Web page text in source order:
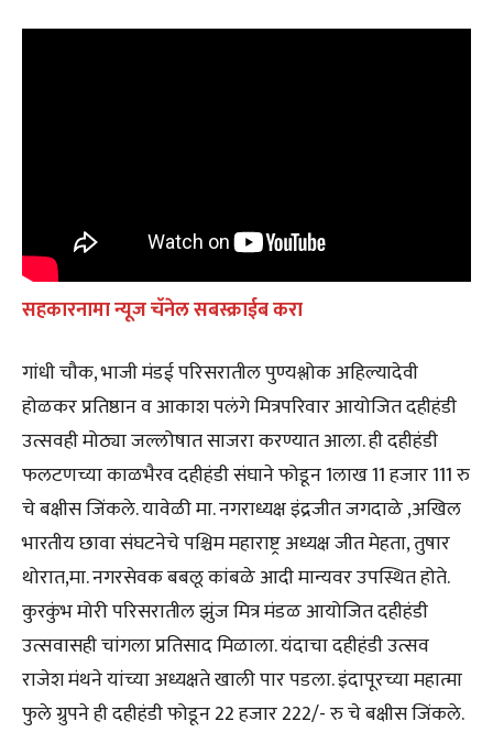
सहकारनामा न्यूज चॅनेल सबस्क्राईब करा
गांधी चौक, भाजी मंडई परिसरातील पुण्यश्लोक अहिल्यादेवी
होळकर प्रतिष्ठान व आकाश पलंगे मित्रपरिवार आयोजित दहीहंडी
उत्सवही मोठ्या जल्लोषात साजरा करण्यात आला. ही दहीहंडी
फलटणच्या काळभैरव दहीहंडी संघाने फोडून 1लाख 11 हजार 111 रु
चे बक्षीस जिंकले. यावेळी मा. नगराध्यक्ष इंद्रजीत जगदाळे ,अखिल
भारतीय छावा संघटनेचे पश्चिम महाराष्ट्र अध्यक्ष जीत मेहता, तुषार
थोरात,मा. नगरसेवक बबलू कांबळे आदी मान्यवर उपस्थित होते.
कुरकुंभ मोरी परिसरातील झुंज मित्र मंडळ आयोजित दहीहंडी
उत्सवासही चांगला प्रतिसाद मिळाला. यंदाचा दहीहंडी उत्सव
राजेश मंथने यांच्या अध्यक्षते खाली पार पडला. इंदापूरच्या महात्मा
फुले ग्रुपने ही दहीहंडी फोडून 22 हजार 222/- रु चे बक्षीस जिंकले.